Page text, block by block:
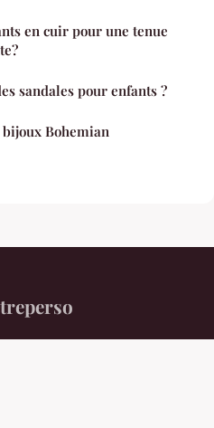
en cuir pour une tenue
sandales pour enfants ?
Bohemian